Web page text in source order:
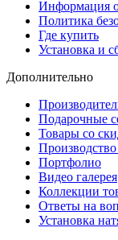
Информация
Политика
Где купить
Установка и
Дополнительно
Подарочные
Товары со
Портфолио
Видео галерея
Коллекции
Ответы на
Установка